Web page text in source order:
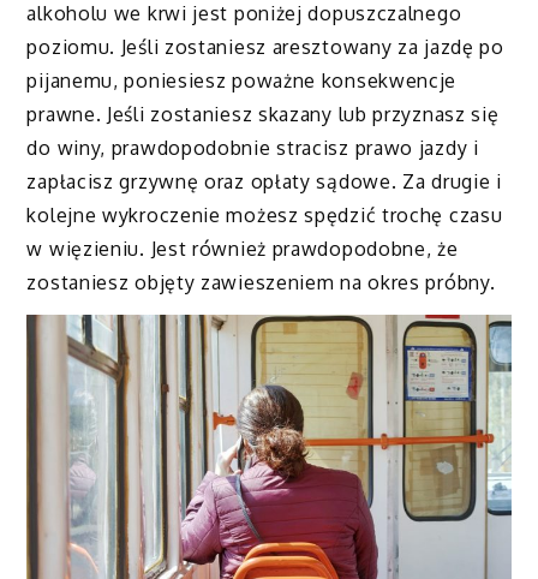
alkoholu we krwi jest poniżej dopuszczalnego
poziomu. Jeśli zostaniesz aresztowany za jazdę po
pijanemu, poniesiesz poważne konsekwencje
prawne. Jeśli zostaniesz skazany lub przyznasz się
do winy, prawdopodobnie stracisz prawo jazdy i
zapłacisz grzywnę oraz opłaty sądowe. Za drugie i
kolejne wykroczenie możesz spędzić trochę czasu
w więzieniu. Jest również prawdopodobne, że
zostaniesz objęty zawieszeniem na okres próbny.